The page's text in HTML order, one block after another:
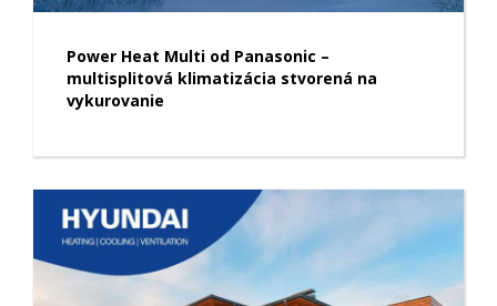
Power Heat Multi od Panasonic –
multisplitová klimatizácia stvorená na
vykurovanie